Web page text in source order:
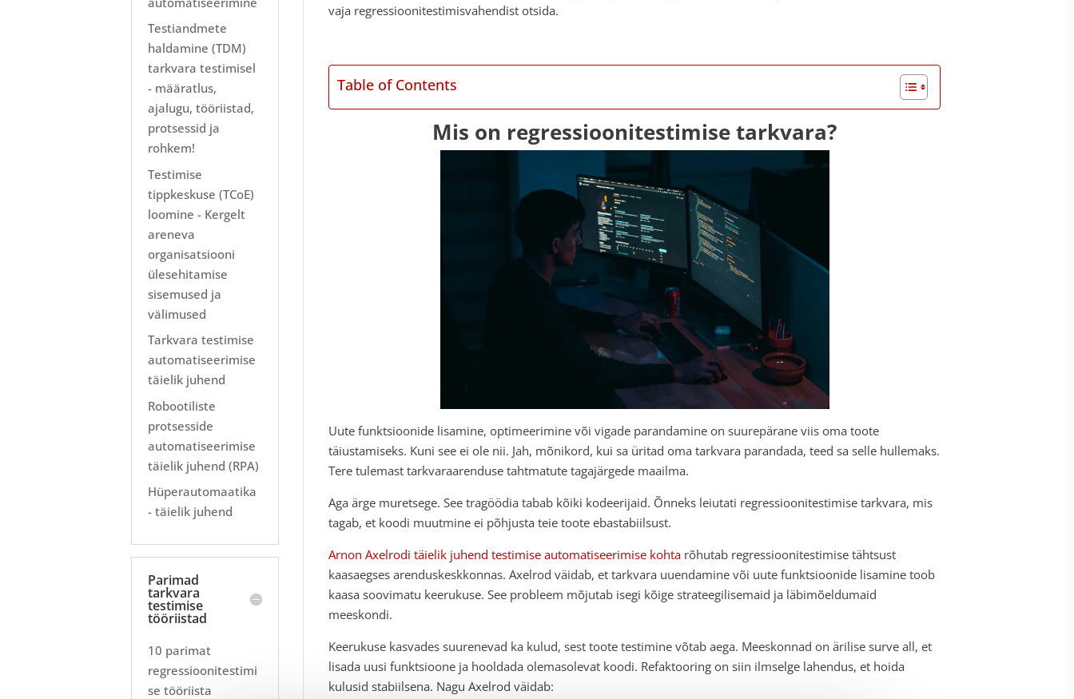
vaja regressioonitestimisvahendist otsida.
Table of Contents
Mis on regressioonitestimise tarkvara?
Uute funktsioonide lisamine, optimeerimine või vigade parandamine on suurepärane viis oma toote
täiustamiseks. Kuni see ei ole nii. Jah, mõnikord, kui sa üritad oma tarkvara parandada, teed sa selle hullemaks.
Tere tulemast tarkvaraarenduse tahtmatute tagajärgede maailma.
Aga ärge muretsege. See tragöödia tabab kõiki kodeerijaid. Õnneks leiutati regressioonitestimise tarkvara, mis
tagab, et koodi muutmine ei põhjusta teie toote ebastabiilsust.
Arnon Axelrodi täielik juhend testimise automatiseerimise kohta rõhutab regressioonitestimise tähtsust
kaasaegses arenduskeskkonnas. Axelrod väidab, et tarkvara uuendamine või uute funktsioonide lisamine toob
kaasa soovimatu keerukuse. See probleem mõjutab isegi kõige strateegilisemaid ja läbimõeldumaid
meeskondi.
Keerukuse kasvades suurenevad ka kulud, sest toote testimine võtab aega. Meeskonnad on ärilise surve all, et
lisada uusi funktsioone ja hooldada olemasolevat koodi. Refaktooring on siin ilmselge lahendus, et hoida
kulusid stabiilsena. Nagu Axelrod väidab:
Testiandmete
haldamine (TDM)
tarkvara testimisel
- määratlus,
ajalugu, tööriistad,
protsessid ja
rohkem!
Testimise
tippkeskuse (TCoE)
loomine - Kergelt
areneva
organisatsiooni
ülesehitamise
sisemused ja
välimused
Tarkvara testimise
automatiseerimise
täielik juhend
Robootiliste
protsesside
automatiseerimise
täielik juhend (RPA)
Hüperautomaatika
- täielik juhend
Parimad
tarkvara
testimise
tööriistad
10 parimat
regressioonitestimi
se tööriista